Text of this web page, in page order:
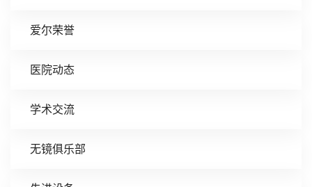
爱尔荣誉
医院动态
学术交流
无镜俱乐部